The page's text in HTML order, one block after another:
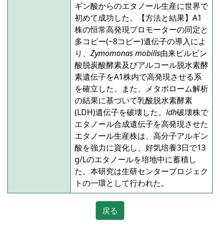
ギン酸からのエタノール生産に世界で
初めて成功した。【方法と結果】A1
株の恒常高発現プロモーターの同定と
多コピー(~8コピー)遺伝子の導入によ
り、 Zymomonas mobilis由来ピルビン
酸脱炭酸酵素及びアルコール脱水素酵
素遺伝子をA1株内で高発現させる系
を確立した。また、メタボローム解析
の結果に基づいて乳酸脱水素酵素
(LDH)遺伝子を破壊した。 ldh破壊株で
エタノール合成遺伝子を高発現させた
エタノール生産株は、高分子アルギン
酸を強力に資化し、好気培養3日で13
g/Lのエタノールを培地中に蓄積し
た。本研究は生研センタープロジェク
トの一環として行われた。
戻る